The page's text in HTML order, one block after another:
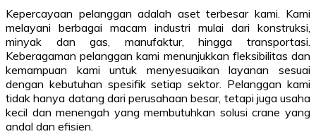
Kepercayaan pelanggan adalah aset terbesar kami. Kami
melayani berbagai macam industri mulai dari konstruksi,
minyak dan gas, manufaktur, hingga transportasi.
Keberagaman pelanggan kami menunjukkan fleksibilitas dan
kemampuan kami untuk menyesuaikan layanan sesuai
dengan kebutuhan spesifik setiap sektor. Pelanggan kami
tidak hanya datang dari perusahaan besar, tetapi juga usaha
kecil dan menengah yang membutuhkan solusi crane yang
andal dan efisien.